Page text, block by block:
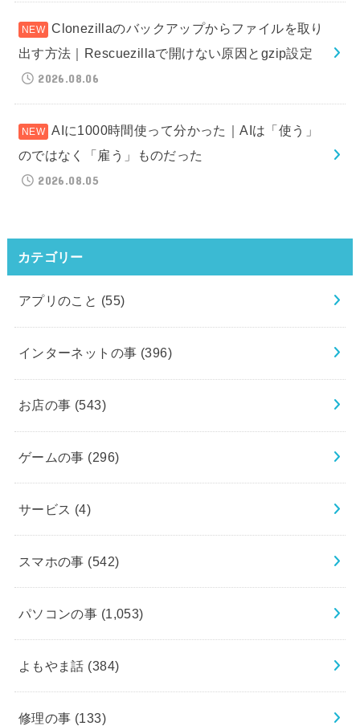
Clonezillaのバックアップからファイルを取り
出す方法｜Rescuezillaで開けない原因とgzip設定
2026.08.06
AIに1000時間使って分かった｜AIは「使う」
のではなく「雇う」ものだった
2026.08.05
カテゴリー
アプリのこと (55)
インターネットの事 (396)
お店の事 (543)
ゲームの事 (296)
サービス (4)
スマホの事 (542)
パソコンの事 (1,053)
よもやま話 (384)
修理の事 (133)